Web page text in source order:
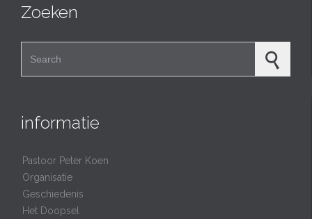
Zoeken
informatie
Pastoor Peter Koen
Organisatie
Geschiedenis
Het Doopsel